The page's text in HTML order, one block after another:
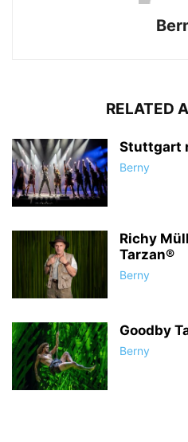
RELATED
Stuttgart
Berny
Richy
Tarzan®
Berny
Goodby
Berny